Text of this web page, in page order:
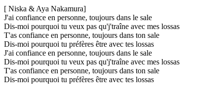
[ Niska & Aya Nakamura]
J'ai confiance en personne, toujours dans le sale
Dis-moi pourquoi tu veux pas qu'j'traîne avec mes lossas
T'as confiance en personne, toujours dans ton sale
Dis-moi pourquoi tu préfères être avec tes lossas
J'ai confiance en personne, toujours dans le sale
Dis-moi pourquoi tu veux pas qu'j'traîne avec mes lossas
T'as confiance en personne, toujours dans ton sale
Dis-moi pourquoi tu préfères être avec tes lossas